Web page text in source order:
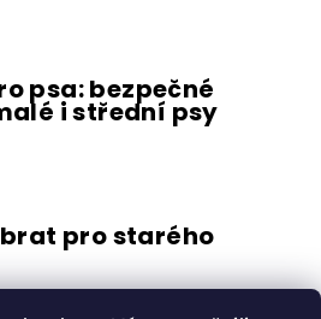
psa: bezpečné
i střední psy
pro starého